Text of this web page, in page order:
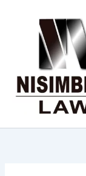
contenido